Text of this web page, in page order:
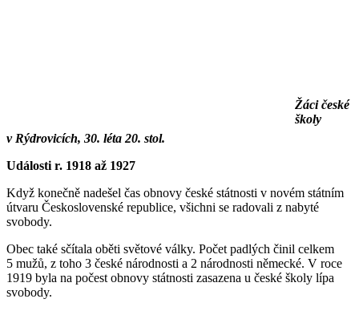
Žáci české
školy
v Rýdrovicích, 30. léta 20. stol.
Události r. 1918 až 1927
Když konečně nadešel čas obnovy české státnosti v novém státním
útvaru Československé republice, všichni se radovali z nabyté
svobody.
Obec také sčítala oběti světové války. Počet padlých činil celkem
5 mužů, z toho 3 české národnosti a 2 národnosti německé. V roce
1919 byla na počest obnovy státnosti zasazena u české školy lípa
svobody.